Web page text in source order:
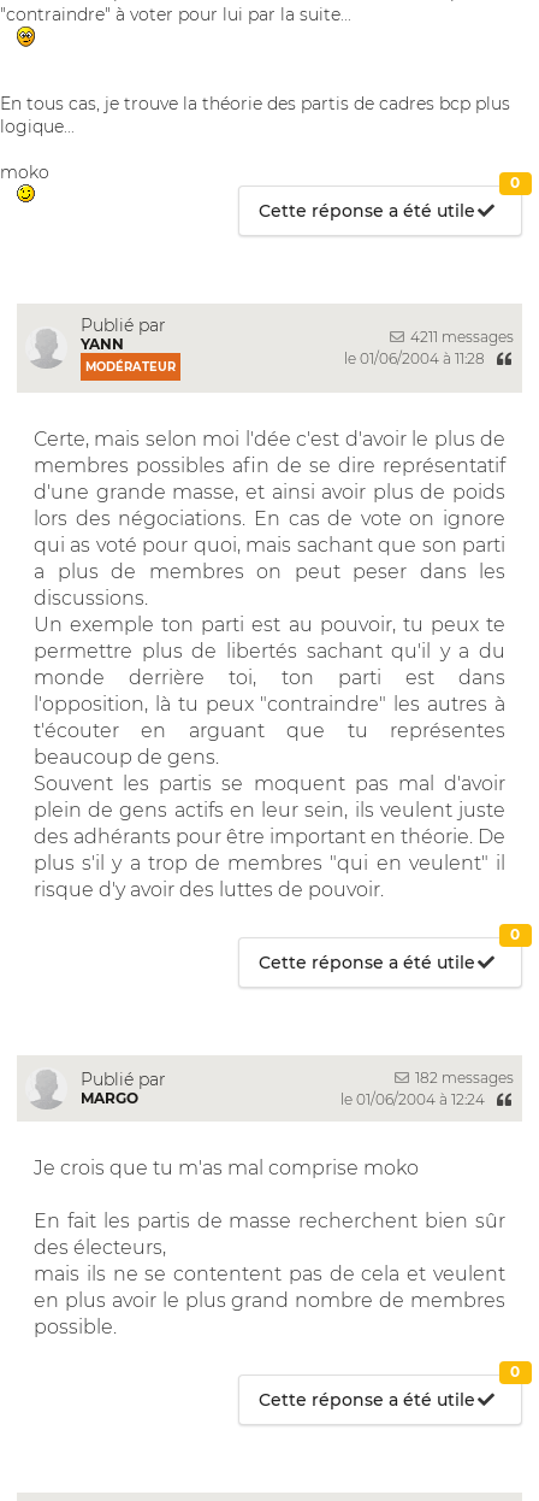
"contraindre" à voter pour lui par la suite...
En tous cas, je trouve la théorie des partis de cadres bcp plus
logique...
moko
Cette réponse a été utile
0
Publié par
YANN
MODÉRATEUR
4211 messages
le 01/06/2004 à 11:28
Certe, mais selon moi l'dée c'est d'avoir le plus de
membres possibles afin de se dire représentatif
d'une grande masse, et ainsi avoir plus de poids
lors des négociations. En cas de vote on ignore
qui as voté pour quoi, mais sachant que son parti
a plus de membres on peut peser dans les
discussions.
Un exemple ton parti est au pouvoir, tu peux te
permettre plus de libertés sachant qu'il y a du
monde derrière toi, ton parti est dans
l'opposition, là tu peux "contraindre" les autres à
t'écouter en arguant que tu représentes
beaucoup de gens.
Souvent les partis se moquent pas mal d'avoir
plein de gens actifs en leur sein, ils veulent juste
des adhérants pour être important en théorie. De
plus s'il y a trop de membres "qui en veulent" il
risque d'y avoir des luttes de pouvoir.
Cette réponse a été utile
0
Publié par
MARGO
182 messages
le 01/06/2004 à 12:24
Je crois que tu m'as mal comprise moko
En fait les partis de masse recherchent bien sûr
des électeurs,
mais ils ne se contentent pas de cela et veulent
en plus avoir le plus grand nombre de membres
possible.
Cette réponse a été utile
0